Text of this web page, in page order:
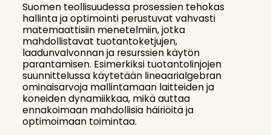
Suomen teollisuudessa prosessien tehokas
hallinta ja optimointi perustuvat vahvasti
matemaattisiin menetelmiin, jotka
mahdollistavat tuotantoketjujen,
laadunvalvonnan ja resurssien käytön
parantamisen. Esimerkiksi tuotantolinjojen
suunnittelussa käytetään lineaarialgebran
ominaisarvoja mallintamaan laitteiden ja
koneiden dynamiikkaa, mikä auttaa
ennakoimaan mahdollisia häiriöitä ja
optimoimaan toimintaa.